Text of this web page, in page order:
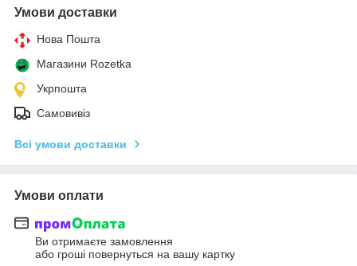
Умови доставки
Нова Пошта
Магазини Rozetka
Укрпошта
Самовивіз
Всі умови доставки
Умови оплати
Ви отримаєте замовлення
або гроші повернуться на вашу картку